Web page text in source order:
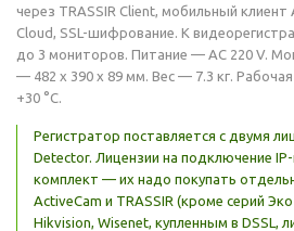
через TRASSIR Client, мобильный клиент
Cloud, SSL-шифрование. К
до 3 мониторов. Питание — AC 220 V.
— 482 x 390 x 89 мм. Вес — 7.3 кг.
+30 °C.
Регистратор поставляется с двумя
Detector. Лицензии на подключение
комплект — их надо покупать
ActiveCam и TRASSIR (кроме серий
Hikvision, Wisenet, купленным в DSSL,